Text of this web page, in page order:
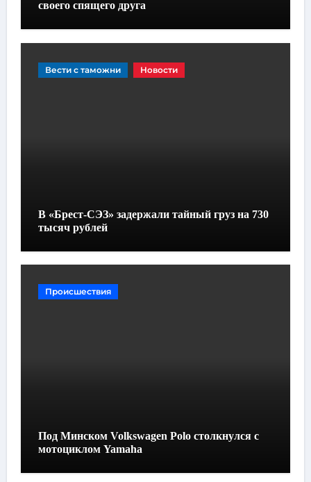
своего спящего друга
Вести с таможни Новости
В «Брест-СЭЗ» задержали тайный груз на 730
тысяч рублей
Происшествия
Под Минском Volkswagen Polo столкнулся с
мотоциклом Yamaha